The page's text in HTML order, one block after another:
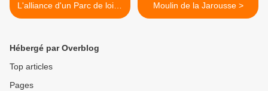
L'alliance d'un Parc de loisir
et de nuits insolites !
Moulin de la Jarousse >
Hébergé par Overblog
Top articles
Pages